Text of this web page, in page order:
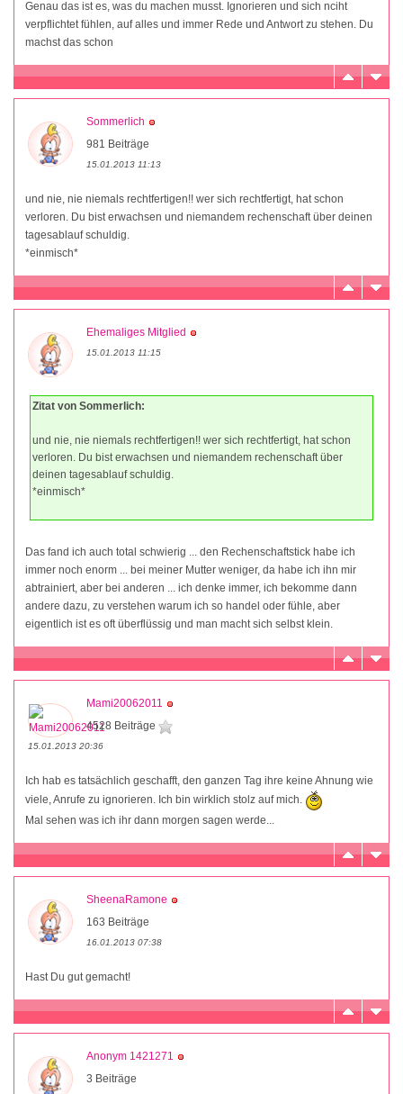
Genau das ist es, was du machen musst. Ignorieren und sich nciht
verpflichtet fühlen, auf alles und immer Rede und Antwort zu stehen. Du
machst das schon
Sommerlich
981 Beiträge
15.01.2013 11:13
und nie, nie niemals rechtfertigen!! wer sich rechtfertigt, hat schon
verloren. Du bist erwachsen und niemandem rechenschaft über deinen
tagesablauf schuldig.
*einmisch*
Ehemaliges Mitglied
15.01.2013 11:15
Zitat von Sommerlich:
und nie, nie niemals rechtfertigen!! wer sich rechtfertigt, hat schon
verloren. Du bist erwachsen und niemandem rechenschaft über
deinen tagesablauf schuldig.
*einmisch*
Das fand ich auch total schwierig ... den Rechenschaftstick habe ich
immer noch enorm ... bei meiner Mutter weniger, da habe ich ihn mir
abtrainiert, aber bei anderen ... ich denke immer, ich bekomme dann
andere dazu, zu verstehen warum ich so handel oder fühle, aber
eigentlich ist es oft überflüssig und man macht sich selbst klein.
Mami20062011
4528 Beiträge
15.01.2013 20:36
Ich hab es tatsächlich geschafft, den ganzen Tag ihre keine Ahnung wie
viele, Anrufe zu ignorieren. Ich bin wirklich stolz auf mich.
Mal sehen was ich ihr dann morgen sagen werde...
SheenaRamone
163 Beiträge
16.01.2013 07:38
Hast Du gut gemacht!
Anonym 1421271
3 Beiträge